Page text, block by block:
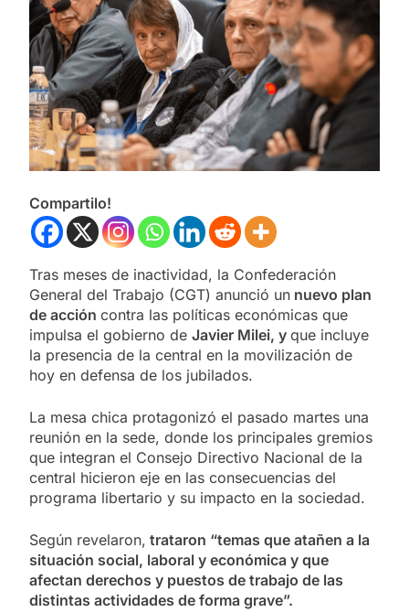
Compartilo!
Tras meses de inactividad, la Confederación
General del Trabajo (CGT) anunció un nuevo plan
de acción contra las políticas económicas que
impulsa el gobierno de Javier Milei, y que incluye
la presencia de la central en la movilización de
hoy en defensa de los jubilados.
La mesa chica protagonizó el pasado martes una
reunión en la sede, donde los principales gremios
que integran el Consejo Directivo Nacional de la
central hicieron eje en las consecuencias del
programa libertario y su impacto en la sociedad.
Según revelaron, trataron “temas que atañen a la
situación social, laboral y económica y que
afectan derechos y puestos de trabajo de las
distintas actividades de forma grave”.